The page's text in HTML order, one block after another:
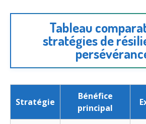
Tableau
stratégies de
Stratégie
Bénéfice
principal